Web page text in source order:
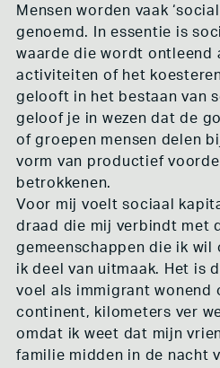
OCCUPY
RECHT OP DE STAD
ADEV
CONCLUSIE
SCREENING TOOL
LISTENING PLAYLIST
DEEL JE KENNIS
INSPIRATIE BLOG
ABOUT / CONTACT
Mensen worden vaak
genoemd. In essentie is
waarde die wordt ontleend
activiteiten of het
gelooft in het bestaan van
geloof je in wezen dat de
of groepen mensen delen
vorm van productief
betrokkenen.
Voor mij voelt sociaal
draad die mij verbindt met
gemeenschappen die ik wil
ik deel van uitmaak. Het is
voel als immigrant wonend
continent, kilometers ver
omdat ik weet dat mijn
familie midden in de nacht